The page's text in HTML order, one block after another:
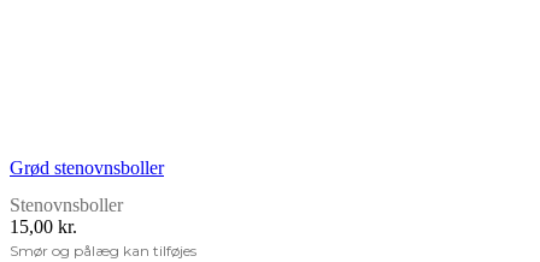
Grød stenovnsboller
Stenovnsboller
15,00 kr.
Smør og pålæg kan tilføjes